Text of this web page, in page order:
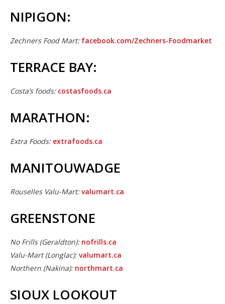
NIPIGON:
Zechners Food Mart: facebook.com/Zechners-Foodmarket
TERRACE BAY:
Costa’s foods: costasfoods.ca
MARATHON:
Extra Foods: extrafoods.ca
MANITOUWADGE
Rouselles Valu-Mart: valumart.ca
GREENSTONE
No Frills (Geraldton): nofrills.ca
Valu-Mart (Longlac): valumart.ca
Northern (Nakina): northmart.ca
SIOUX LOOKOUT